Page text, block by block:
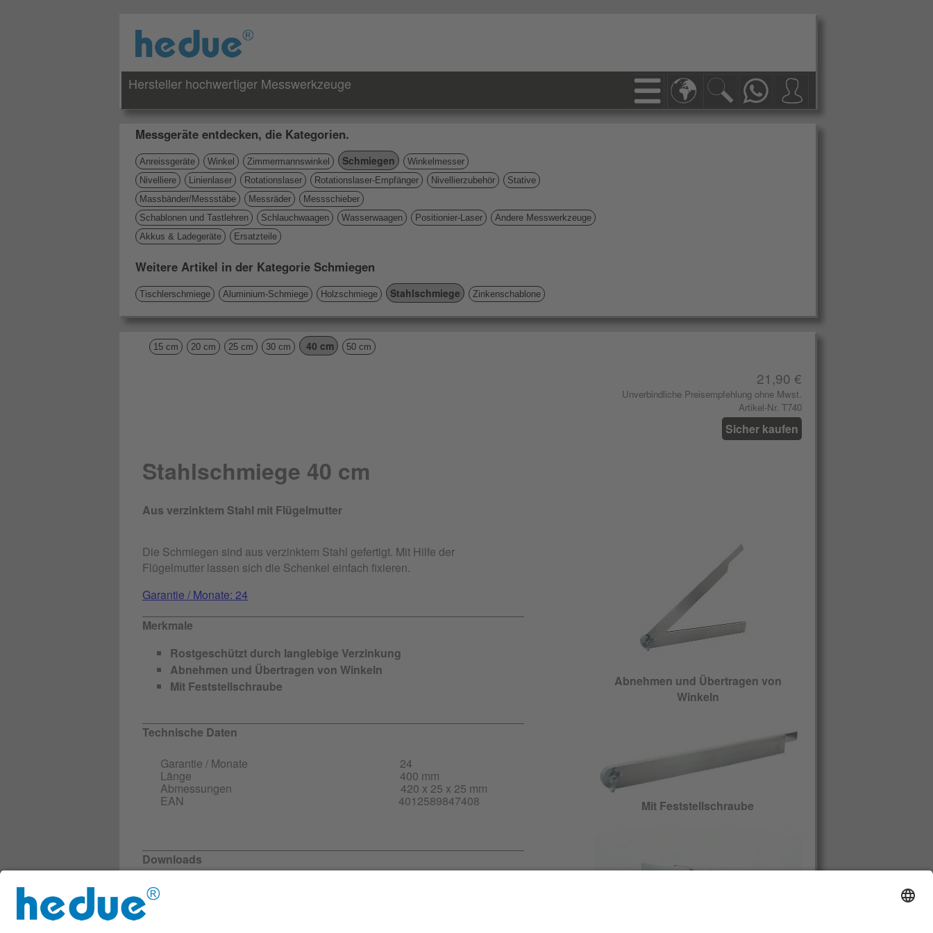
Hersteller hochwertiger Messwerkzeuge
Messgeräte entdecken, die Kategorien.
Anreissgeräte Winkel Zimmermannswinkel Schmiegen
Winkelmesser
Nivelliere
Linienlaser Rotationslaser Rotationslaser-Empfänger Nivellierzubehör
Stative
Massbänder/Messstäbe
Messräder
Messschieber
Schablonen und Tastlehren
Schlauchwaagen Wasserwaagen Positionier-Laser
Andere Messwerkzeuge
Akkus & Ladegeräte
Ersatzteile
Weitere Artikel in der Kategorie Schmiegen
Tischlerschmiege Aluminium-Schmiege Holzschmiege Stahlschmiege Zinkenschablone
15 cm 20 cm 25 cm 30 cm 40 cm 50 cm
21,90 €
Unverbindliche Preisempfehlung ohne Mwst.
Artikel-Nr. T740
Sicher kaufen
Stahlschmiege 40 cm
Aus verzinktem Stahl mit Flügelmutter
Die Schmiegen sind aus verzinktem Stahl gefertigt. Mit Hilfe der
Flügelmutter lassen sich die Schenkel einfach fixieren.
Garantie / Monate: 24
Merkmale
Rostgeschützt durch langlebige Verzinkung
Abnehmen und Übertragen von Winkeln
Mit Feststellschraube
Technische Daten
Garantie / Monate
24
Länge 400 mm
Abmessungen 420 x 25 x 25 mm
EAN 4012589847408
Downloads
Abnehmen und Übertragen von
Winkeln
Mit Feststellschraube